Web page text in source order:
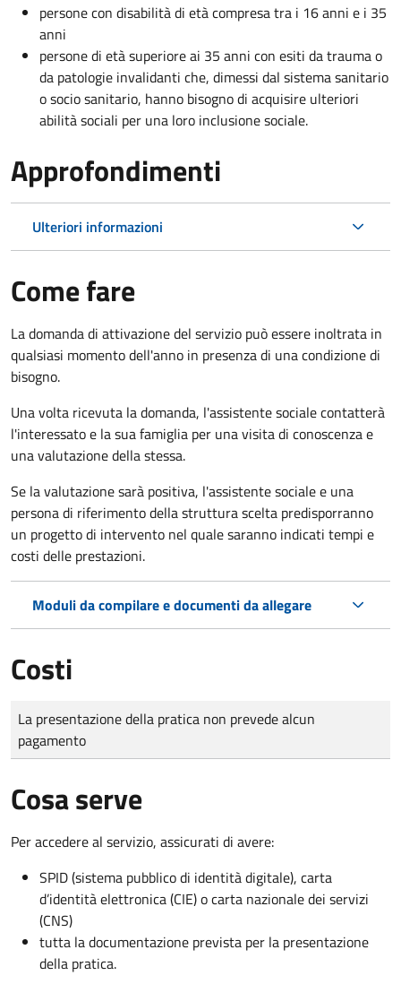
persone con disabilità di età compresa tra i 16 anni e i 35
anni
persone di età superiore ai 35 anni con esiti da trauma o
da patologie invalidanti che, dimessi dal sistema sanitario
o socio sanitario, hanno bisogno di acquisire ulteriori
abilità sociali per una loro inclusione sociale.
Approfondimenti
Ulteriori informazioni
Come fare
La domanda di attivazione del servizio può essere inoltrata in
qualsiasi momento dell'anno in presenza di una condizione di
bisogno.
Una volta ricevuta la domanda, l'assistente sociale contatterà
l'interessato e la sua famiglia per una visita di conoscenza e
una valutazione della stessa.
Se la valutazione sarà positiva, l'assistente sociale e una
persona di riferimento della struttura scelta predisporranno
un progetto di intervento nel quale saranno indicati tempi e
costi delle prestazioni.
Moduli da compilare e documenti da allegare
Costi
Tipo di pagamento
Importo
La presentazione della pratica non prevede alcun
pagamento
Cosa serve
Per accedere al servizio, assicurati di avere:
SPID (sistema pubblico di identità digitale), carta
d’identità elettronica (CIE) o carta nazionale dei servizi
(CNS)
tutta la documentazione prevista per la presentazione
della pratica.